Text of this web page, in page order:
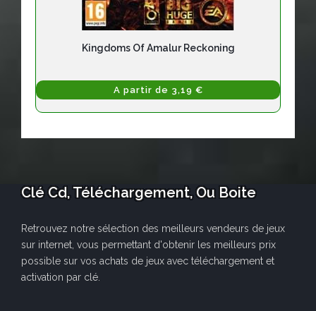
Kingdoms Of Amalur Reckoning
A partir de 3,19 €
Clé Cd, Téléchargement, Ou Boite
Retrouvez notre sélection des meilleurs vendeurs de jeux
sur internet, vous permettant d'obtenir les meilleurs prix
possible sur vos achats de jeux avec téléchargement et
activation par clé.